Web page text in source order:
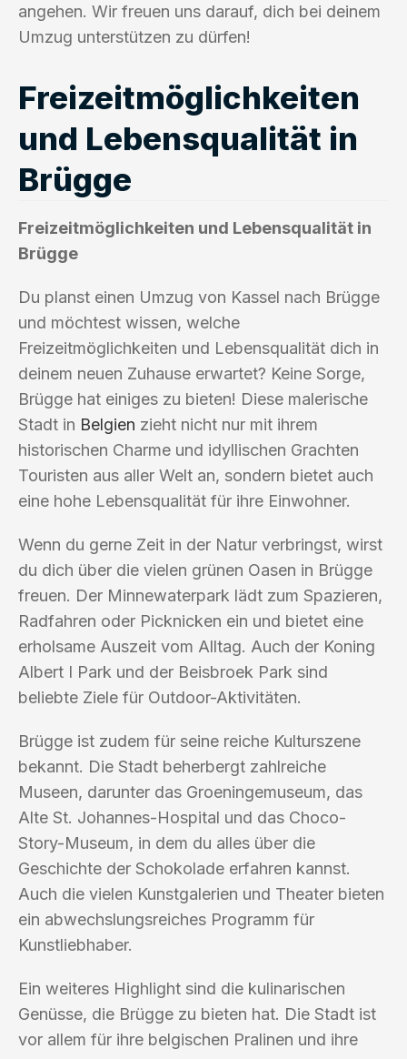
angehen. Wir freuen uns darauf, dich bei deinem
Umzug unterstützen zu dürfen!
Freizeitmöglichkeiten
und Lebensqualität in
Brügge
Freizeitmöglichkeiten und Lebensqualität in
Brügge
Du planst einen Umzug von Kassel nach Brügge
und möchtest wissen, welche
Freizeitmöglichkeiten und Lebensqualität dich in
deinem neuen Zuhause erwartet? Keine Sorge,
Brügge hat einiges zu bieten! Diese malerische
Stadt in Belgien zieht nicht nur mit ihrem
historischen Charme und idyllischen Grachten
Touristen aus aller Welt an, sondern bietet auch
eine hohe Lebensqualität für ihre Einwohner.
Wenn du gerne Zeit in der Natur verbringst, wirst
du dich über die vielen grünen Oasen in Brügge
freuen. Der Minnewaterpark lädt zum Spazieren,
Radfahren oder Picknicken ein und bietet eine
erholsame Auszeit vom Alltag. Auch der Koning
Albert I Park und der Beisbroek Park sind
beliebte Ziele für Outdoor-Aktivitäten.
Brügge ist zudem für seine reiche Kulturszene
bekannt. Die Stadt beherbergt zahlreiche
Museen, darunter das Groeningemuseum, das
Alte St. Johannes-Hospital und das Choco-
Story-Museum, in dem du alles über die
Geschichte der Schokolade erfahren kannst.
Auch die vielen Kunstgalerien und Theater bieten
ein abwechslungsreiches Programm für
Kunstliebhaber.
Ein weiteres Highlight sind die kulinarischen
Genüsse, die Brügge zu bieten hat. Die Stadt ist
vor allem für ihre belgischen Pralinen und ihre